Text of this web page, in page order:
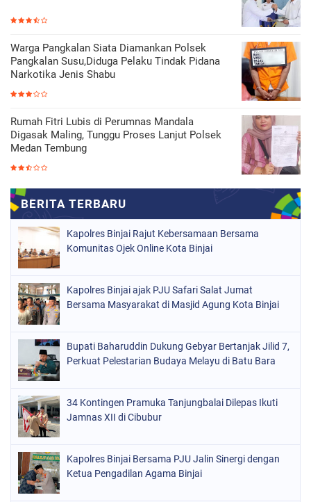
Warga Pangkalan Siata Diamankan Polsek
Pangkalan Susu,Diduga Pelaku Tindak Pidana
Narkotika Jenis Shabu
Rumah Fitri Lubis di Perumnas Mandala
Digasak Maling, Tunggu Proses Lanjut Polsek
Medan Tembung
Kapolres Binjai Rajut Kebersamaan Bersama
Komunitas Ojek Online Kota Binjai
Kapolres Binjai ajak PJU Safari Salat Jumat
Bersama Masyarakat di Masjid Agung Kota Binjai
Bupati Baharuddin Dukung Gebyar Bertanjak Jilid 7,
Perkuat Pelestarian Budaya Melayu di Batu Bara
34 Kontingen Pramuka Tanjungbalai Dilepas Ikuti
Jamnas XII di Cibubur
Kapolres Binjai Bersama PJU Jalin Sinergi dengan
Ketua Pengadilan Agama Binjai